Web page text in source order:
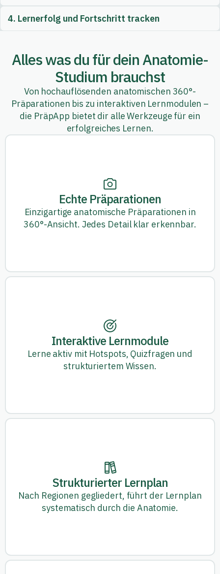
4. Lernerfolg und Fortschritt tracken
Alles was du für dein Anatomie-
Studium brauchst
Von hochauflösenden anatomischen 360°-
Präparationen bis zu interaktiven Lernmodulen –
die PräpApp bietet dir alle Werkzeuge für ein
erfolgreiches Lernen.
Echte Präparationen
Einzigartige anatomische Präparationen in
360°-Ansicht. Jedes Detail klar erkennbar.
Interaktive Lernmodule
Lerne aktiv mit Hotspots, Quizfragen und
strukturiertem Wissen.
Strukturierter Lernplan
Nach Regionen gegliedert, führt der Lernplan
systematisch durch die Anatomie.